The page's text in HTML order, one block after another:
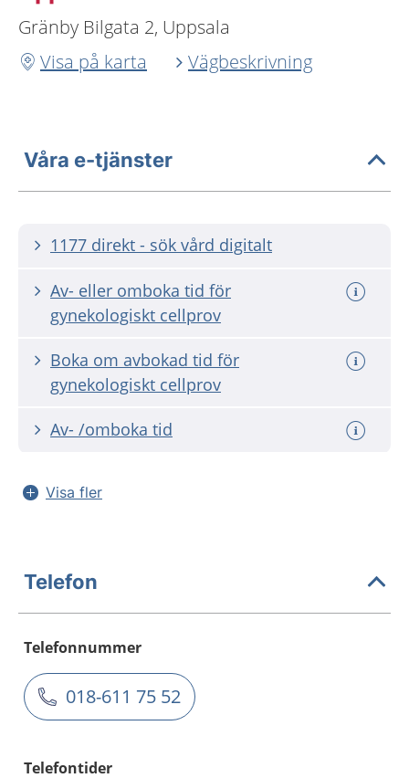
Gränby Bilgata 2, Uppsala
Visa på karta
Vägbeskrivning
Våra e-tjänster
1177 direkt - sök vård digitalt
Av- eller omboka tid för
gynekologiskt cellprov
Boka om avbokad tid för
gynekologiskt cellprov
Av- /omboka tid
Visa fler
Telefon
Telefonnummer
018-611 75 52
Telefontider